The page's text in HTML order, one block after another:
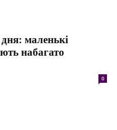
маленькі
набагато
0